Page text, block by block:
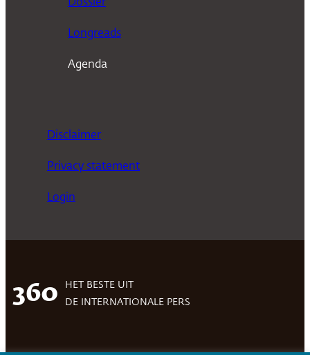
Longreads
Agenda
Disclaimer
Privacy statement
Login
360
HET BESTE UIT
DE INTERNATIONALE PERS